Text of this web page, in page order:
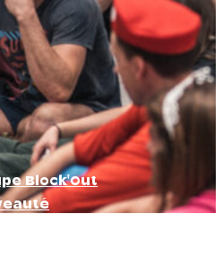
Block'Out